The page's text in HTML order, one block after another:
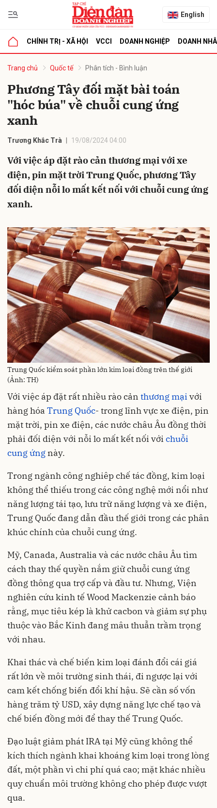
English
CHÍNH TRỊ - XÃ HỘI VCCI DOANH NGHIỆP DOANH
Trang chủ Quốc tế Phân tích - Bình luận
Phương Tây đối mặt bài toán
"hóc búa" về chuỗi cung ứng
xanh
Trương Khắc Trà 19/08/2024 04:00
Với việc áp đặt rào cản thương mại với xe
điện, pin mặt trời Trung Quốc, phương Tây
đối diện nỗi lo mất kết nối với chuỗi cung ứng
xanh.
Trung Quốc kiểm soát phần lớn kim loại đồng trên thế giới
(Ảnh: TH)
Với việc áp đặt rất nhiều rào cản thương mại với
hàng hóa Trung Quốc- trong lĩnh vực xe điện, pin
mặt trời, pin xe điện, các nước châu Âu đồng thời
phải đối diện với nỗi lo mất kết nối với chuỗi
cung ứng này.
Trong ngành công nghiêp chế tác đồng, kim loại
không thể thiếu trong các công nghệ mới nổi như
năng lượng tái tạo, lưu trữ năng lượng và xe điện,
Trung Quốc đang dẫn đầu thế giới trong các phân
khúc chính của chuỗi cung ứng.
Mỹ, Canada, Australia và các nước châu Âu tìm
cách thay thế quyền nắm giữ chuỗi cung ứng
đồng thông qua trợ cấp và đầu tư. Nhưng, Viện
nghiên cứu kinh tế Wood Mackenzie cảnh báo
rằng, mục tiêu kép là khử cacbon và giảm sự phụ
thuộc vào Bắc Kinh đang mâu thuẫn trầm trọng
với nhau.
Khai thác và chế biến kim loại đánh đổi cái giá
rất lớn về môi trường sinh thái, đi ngược lại với
cam kết chống biến đổi khí hậu. Sẽ cần số vốn
hàng trăm tỷ USD, xây dựng năng lực chế tạo và
chế biến đồng mới để thay thế Trung Quốc.
Đạo luật giảm phát IRA tại Mỹ cũng không thể
kích thích ngành khai khoáng kim loại trong lòng
đất, một phần vì chi phí quá cao; mặt khác nhiều
quy chuẩn môi trường không cho phép được vượt
qua.
luận
Hủy